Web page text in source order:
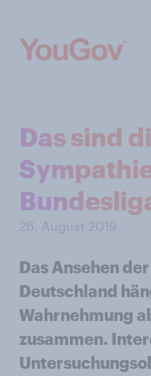
Das sind
26. August 2019
Das Ansehen
Deutschland
Wahrnehmung
zusammen.